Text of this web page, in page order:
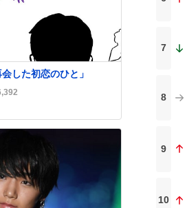
した初恋のひと」
7
8
9
10